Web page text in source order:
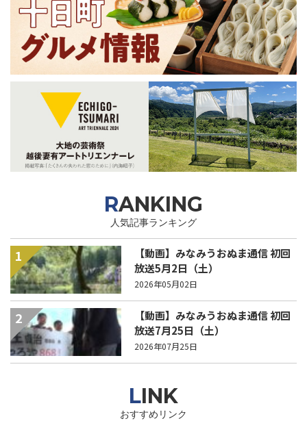
RANKING
人気記事ランキング
1
【動画】みなみうおぬま通信 初回
放送5月2日（土）
2026年05月02日
2
【動画】みなみうおぬま通信 初回
放送7月25日（土）
2026年07月25日
LINK
おすすめリンク